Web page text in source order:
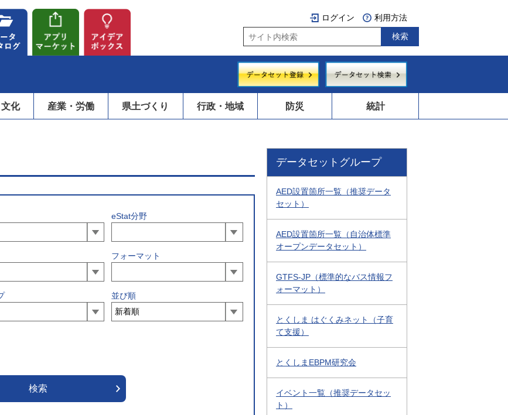
ログイン 利用方法
化 産業・労働 県土づくり 行政・地域 防災 統計
eStat分野
フォーマット
並び順
データセットグループ
AED設置箇所一覧（推奨データ
セット）
AED設置箇所一覧（自治体標準
オープンデータセット）
GTFS-JP（標準的なバス情報フ
ォーマット）
とくしま はぐくみネット（子育
て支援）
とくしまEBPM研究会
イベント一覧（推奨データセッ
ト）